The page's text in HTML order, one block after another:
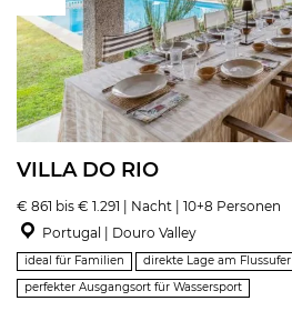
VILLA DO RIO
€ 861 bis € 1.291 | Nacht | 10+8 Personen
Portugal | Douro Valley
ideal für Familien
direkte Lage am Flussufer
perfekter Ausgangsort für Wassersport